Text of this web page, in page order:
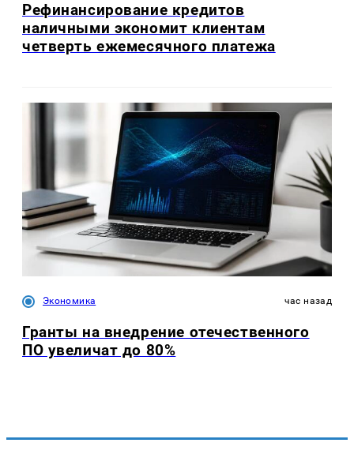
Рефинансирование кредитов
наличными экономит клиентам
четверть ежемесячного платежа
Экономика час назад
Гранты на внедрение отечественного
ПО увеличат до 80%